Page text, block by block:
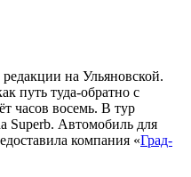
на Ульяновской.
путь туда-обратно с
часов восемь. В тур
Superb. Автомобиль для
компания «Град-